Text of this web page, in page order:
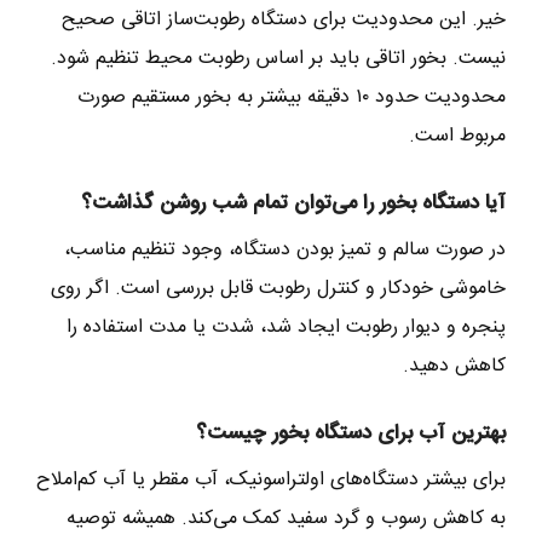
خیر. این محدودیت برای دستگاه رطوبت‌ساز اتاقی صحیح
نیست. بخور اتاقی باید بر اساس رطوبت محیط تنظیم شود.
محدودیت حدود ۱۰ دقیقه بیشتر به بخور مستقیم صورت
مربوط است.
آیا دستگاه بخور را می‌توان تمام شب روشن گذاشت؟
در صورت سالم و تمیز بودن دستگاه، وجود تنظیم مناسب،
خاموشی خودکار و کنترل رطوبت قابل بررسی است. اگر روی
پنجره و دیوار رطوبت ایجاد شد، شدت یا مدت استفاده را
کاهش دهید.
بهترین آب برای دستگاه بخور چیست؟
برای بیشتر دستگاه‌های اولتراسونیک، آب مقطر یا آب کم‌املاح
به کاهش رسوب و گرد سفید کمک می‌کند. همیشه توصیه